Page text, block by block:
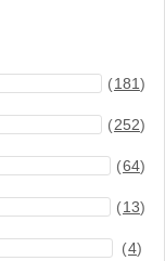
(181)
(252)
(64)
(13)
(4)